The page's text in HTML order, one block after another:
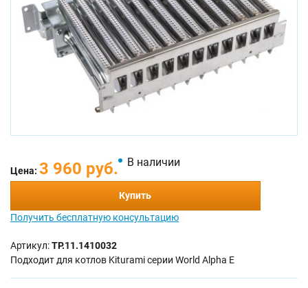
Цена: 3 960 руб. В наличии
Купить
Получить бесплатную консультацию
Артикул:TP.11.1410032
Подходит для котлов Kiturami серии World Alpha E